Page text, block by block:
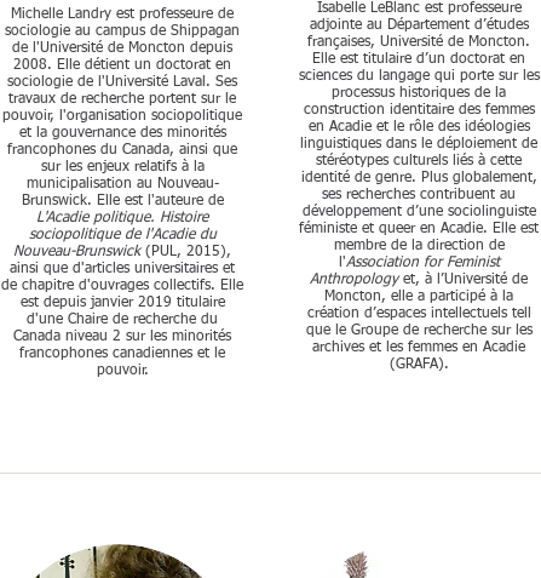
Michelle Landry est professeure de
sociologie au campus de Shippagan
de l'Université de Moncton depuis
2008. Elle détient un doctorat en
sociologie de l'Université Laval. Ses
travaux de recherche portent sur le
pouvoir, l'organisation sociopolitique
et la gouvernance des minorités
francophones du Canada, ainsi que
sur les enjeux relatifs à la
municipalisation au Nouveau-
Brunswick. Elle est l'auteure de
L'Acadie politique. Histoire
sociopolitique de l'Acadie du
Nouveau-Brunswick(PUL, 2015),
ainsi que d'articles universitaires et
de chapitre d'ouvrages collectifs. Elle
est depuis janvier 2019 titulaire
d'une Chaire de recherche du
Canada niveau 2 sur les minorités
francophones canadiennes et le
pouvoir.
Isabelle LeBlanc est professeure
adjointe au Département d’études
françaises, Université de Moncton.
Elle est titulaire d’un doctorat en
sciences du langage qui porte sur les
processus historiques de la
construction identitaire des femmes
en Acadie et le rôle des idéologies
linguistiques dans le déploiement de
stéréotypes culturels liés à cette
identité de genre. Plus globalement,
ses recherches contribuent au
développement d’une sociolinguiste
féministe et queer en Acadie. Elle est
membre de la direction de
l'Association for Feminist
Anthropologyet, à l’Université de
Moncton, elle a participé à la
création d’espaces intellectuels tell
que le Groupe de recherche sur les
archives et les femmes en Acadie
(GRAFA).